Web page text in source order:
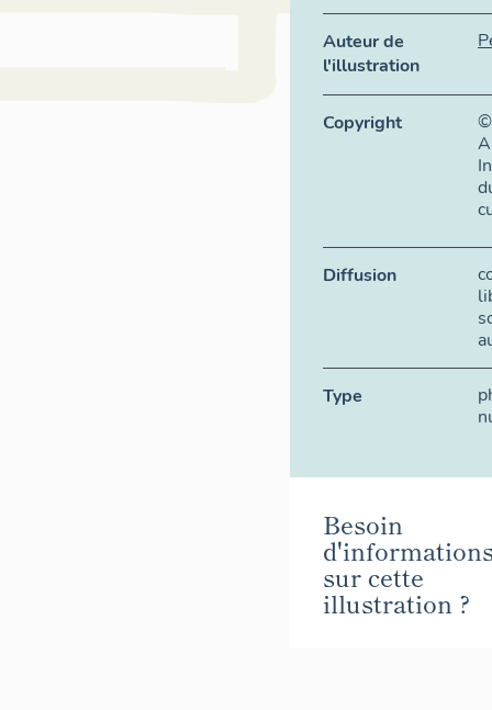
Auteur de
l'illustration
Copyright
Diffusion
Type
Besoin
sur cette
illustration ?